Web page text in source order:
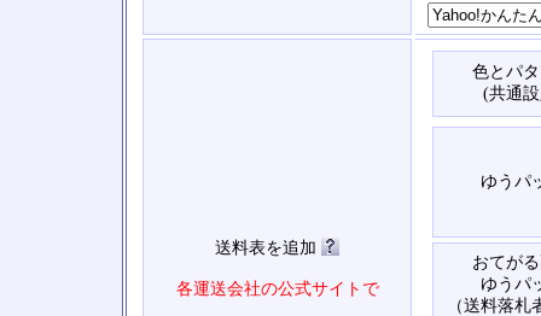
送料表を追加
各運送会社の公式サイトで
色とパ
(共通
ゆうパ
おてが
ゆうパ
（送料落札